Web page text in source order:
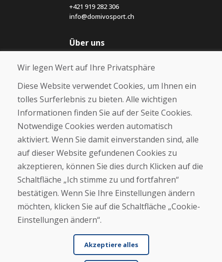
+421 919 282 306
info@domivosport.ch
Über uns
Über uns
Kontakt
Kaufen
E-Shop
Geschäftsbedingungen
Zahlung
Beschwerde
Rückgabe und Umtausch von Waren
Cookies
Wir legen Wert auf Ihre Privatsphäre
Diese Website verwendet Cookies, um Ihnen ein
tolles Surferlebnis zu bieten. Alle wichtigen
Informationen finden Sie auf der Seite Cookies.
Notwendige Cookies werden automatisch
aktiviert. Wenn Sie damit einverstanden sind, alle
auf dieser Website gefundenen Cookies zu
akzeptieren, können Sie dies durch Klicken auf die
Schaltfläche „Ich stimme zu und fortfahren“
bestätigen. Wenn Sie Ihre Einstellungen ändern
möchten, klicken Sie auf die Schaltfläche „Cookie-
Einstellungen ändern“.
Akzeptiere alles